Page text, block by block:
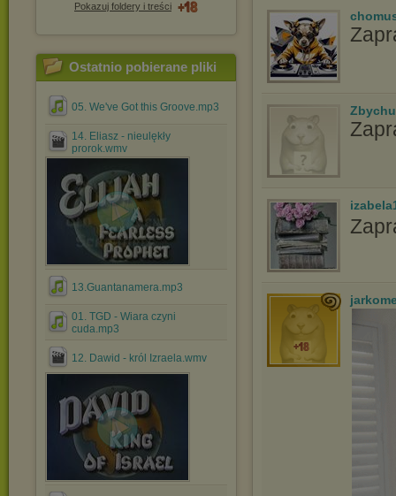
Pokazuj foldery i treści
Ostatnio pobierane pliki
05. We've Got this Groove.mp3
14. Eliasz - nieulękły
prorok.wmv
13.Guantanamera.mp3
01. TGD - Wiara czyni
cuda.mp3
12. Dawid - król Izraela.wmv